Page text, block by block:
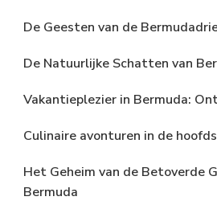
De Geesten van de
De Natuurlijke Schatten van
Vakantieplezier in Bermuda:
Culinaire avonturen in de
Het Geheim van de Betoverde
Bermuda